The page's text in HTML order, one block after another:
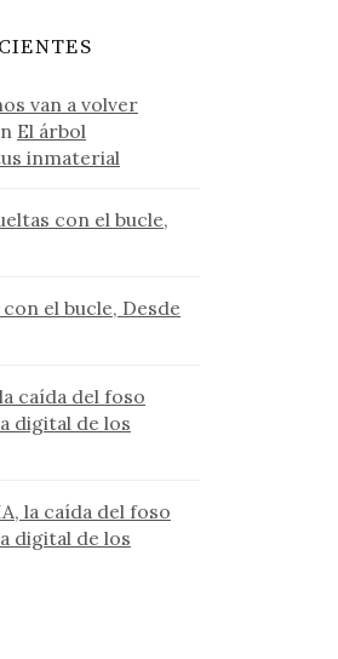
van a volver
El árbol
inmaterial
con el bucle,
el bucle, Desde
caída del foso
digital de los
la caída del foso
digital de los